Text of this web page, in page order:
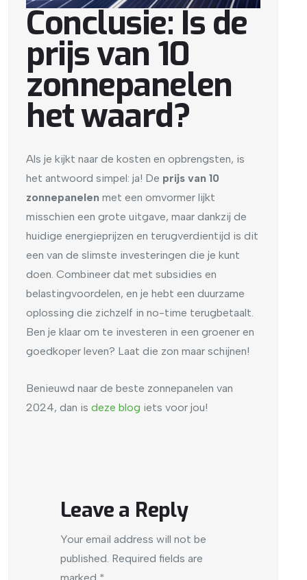
Conclusie: Is de
prijs van 10
zonnepanelen
het waard?
Als je kijkt naar de kosten en opbrengsten, is
het antwoord simpel: ja! De prijs van 10
zonnepanelen met een omvormer lijkt
misschien een grote uitgave, maar dankzij de
huidige energieprijzen en terugverdientijd is dit
een van de slimste investeringen die je kunt
doen. Combineer dat met subsidies en
belastingvoordelen, en je hebt een duurzame
oplossing die zichzelf in no-time terugbetaalt.
Ben je klaar om te investeren in een groener en
goedkoper leven? Laat die zon maar schijnen!
Benieuwd naar de beste zonnepanelen van
2024, dan is deze blog iets voor jou!
Leave a Reply
Your email address will not be
published. Required fields are